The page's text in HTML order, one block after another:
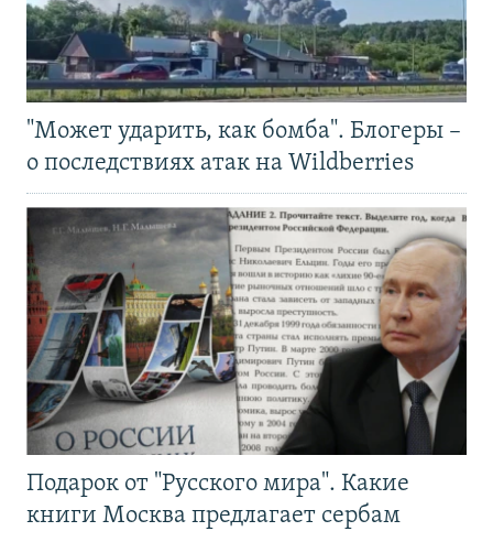
"Может ударить, как бомба". Блогеры –
о последствиях атак на Wildberries
Подарок от "Русского мира". Какие
книги Москва предлагает сербам